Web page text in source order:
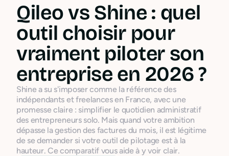
Qileo vs Shine : quel
outil choisir pour
vraiment piloter son
entreprise en 2026 ?
Shine a su s'imposer comme la référence des
indépendants et freelances en France, avec une
promesse claire : simplifier le quotidien administratif
des entrepreneurs solo. Mais quand votre ambition
dépasse la gestion des factures du mois, il est légitime
de se demander si votre outil de pilotage est à la
hauteur. Ce comparatif vous aide à y voir clair.